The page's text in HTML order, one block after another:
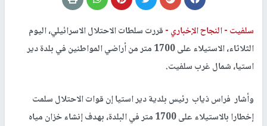
سلفيت -النجاح الإخباري -قررت سلطات الاحتلال الاسرائيلي، اليوم
الثلاثاء، الاستيلاء على 1700 متر من أراضي المواطنين في بلدة دير
استيا، شمال غرب سلفيت.
وأشار فراس ذياب رئيس بلدية دير استيا إن قوات الاحتلال سلمت
إخطارا بالاستيلاء على 1700 متر في البلدة، بهدف إنشاء خزان مياه